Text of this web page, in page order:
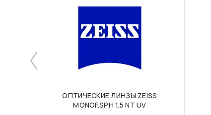
ОПТИЧЕСКИЕ ЛИНЗЫ ZEISS
MONOF.SPH 1.5 NT UV